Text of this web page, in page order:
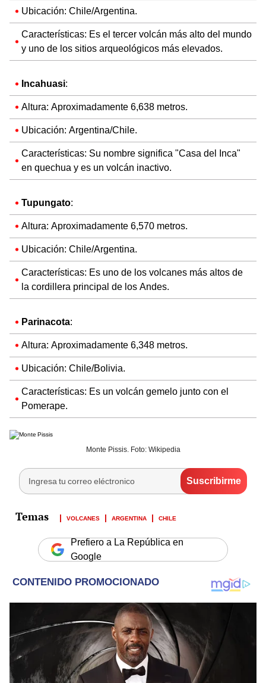
Ubicación: Chile/Argentina.
Características: Es el tercer volcán más alto del mundo
y uno de los sitios arqueológicos más elevados.
Incahuasi:
Altura: Aproximadamente 6,638 metros.
Ubicación: Argentina/Chile.
Características: Su nombre significa "Casa del Inca"
en quechua y es un volcán inactivo.
Tupungato:
Altura: Aproximadamente 6,570 metros.
Ubicación: Chile/Argentina.
Características: Es uno de los volcanes más altos de
la cordillera principal de los Andes.
Parinacota:
Altura: Aproximadamente 6,348 metros.
Ubicación: Chile/Bolivia.
Características: Es un volcán gemelo junto con el
Pomerape.
Monte Pissis. Foto: Wikipedia
VOLCANES ARGENTINA CHILE
Prefiero a La República en
Google